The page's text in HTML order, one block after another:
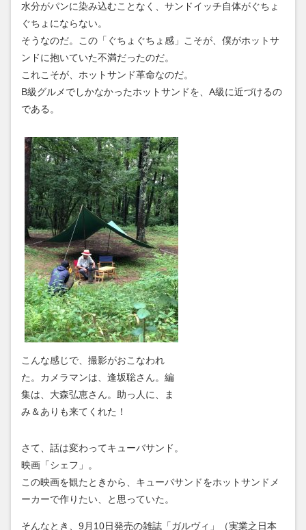
水分がパンに染み込むことなく、サンドイッチ自体がぐちょ
ぐちょにならない。
そうなのだ。この「ぐちょぐちょ感」こそが、僕がホットサ
ンドに抱いていた不満だったのだ。
これこそが、ホットサンド革命なのだ。
B級グルメでしかなかったホットサンドを、A級に近づけるの
である。
こんな感じで、撮影がおこなわれ
た。カメラマンは、逢坂聡さん。編
集は、大森弘恵さん。助っ人に、ま
み＆ありも来てくれた！
さて、話は変わってキューバサンド。
映画「シェフ」。
この映画を観たときから、キューバサンドをホットサンドメ
ーカーで作りたい、と思っていた。
そんなとき、9月10日発売の雑誌「ガルヴィ」（実業之日本